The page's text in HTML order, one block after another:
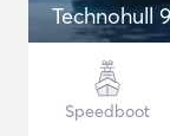
Technohull
Speedboot